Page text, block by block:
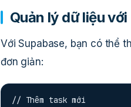
Quản lý dữ liệu
Với Supabase, bạn có thể
đơn giản:
// Thêm task mới